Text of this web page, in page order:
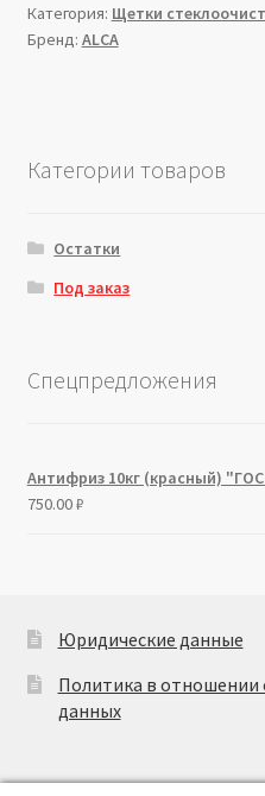
Категория: Щетки
Бренд: ALCA
Категории товаров
Остатки
Под заказ
Спецпредложения
Антифриз 10кг (красный)
750.00₽
Юридические данные
Политика в отношении
данных